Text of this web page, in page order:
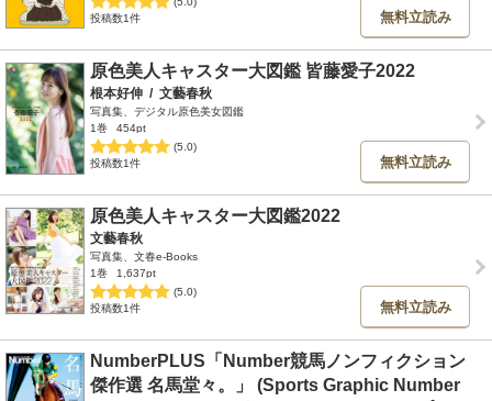
投稿数1件
無料立読み
原色美人キャスター大図鑑 皆藤愛子2022
根本好伸 / 文藝春秋
写真集、デジタル原色美女図鑑
1巻
454pt
(5.0)
投稿数1件
無料立読み
原色美人キャスター大図鑑2022
文藝春秋
写真集、文春e-Books
1巻
1,637pt
(5.0)
投稿数1件
無料立読み
NumberPLUS「Number競馬ノンフィクション
傑作選 名馬堂々。」 (Sports Graphic Number